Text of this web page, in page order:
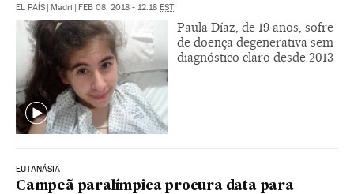
EL PAÍS | Madri | FEB 08, 2018 - 12:18 EST
Paula Díaz, de 19 anos, sofre
de doença degenerativa sem
diagnóstico claro desde 2013
EUTANÁSIA
Campeã paralímpica procura data para